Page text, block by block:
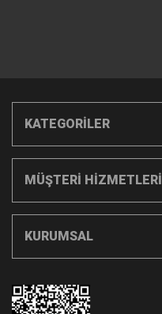
KATEGORİLER
MÜŞTERİ HİZMETLERİ
KURUMSAL